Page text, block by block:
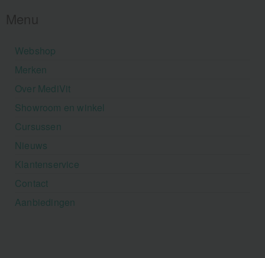
Webshop
Merken
Over MediVit
Showroom en winkel
Cursussen
Nieuws
Klantenservice
Contact
Aanbiedingen